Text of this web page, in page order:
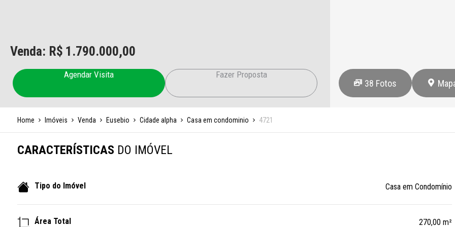
Venda: R$ 1.790.000,00
Agendar Visita Fazer Proposta
38 Fotos
Home Imóveis Venda Eusebio Cidade alpha Casa em condominio 4721
CARACTERÍSTICAS DO IMÓVEL
Tipo do Imóvel Casa em Condomínio
Área Total 270,00 m²